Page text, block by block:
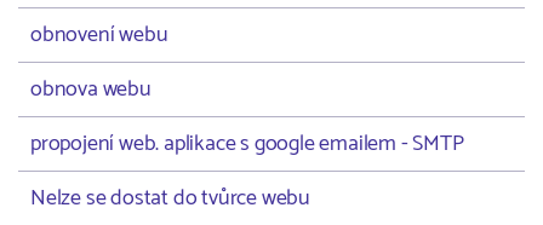
obnovení webu
obnova webu
propojení web. aplikace s google emailem - SMTP
Nelze se dostat do tvůrce webu